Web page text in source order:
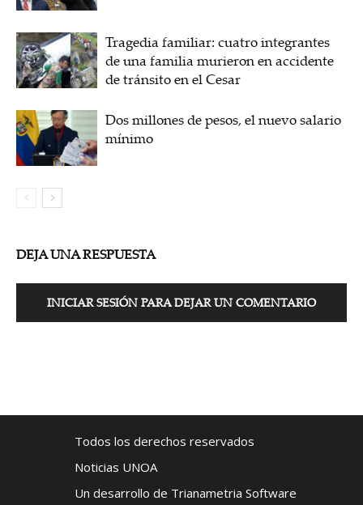
Tragedia familiar: cuatro integrantes
de una familia murieron en accidente
de tránsito en el Cesar
Dos millones de pesos, el nuevo salario
mínimo
DEJA UNA RESPUESTA
INICIAR SESIÓN PARA DEJAR UN COMENTARIO
Todos los derechos reservados
Noticias UNOA
Un desarrollo de Trianametria Software